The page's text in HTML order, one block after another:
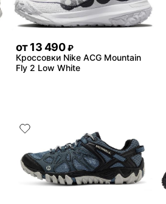
от13 490 ₽
Кроссовки Nike ACG Mountain
Fly 2 Low White